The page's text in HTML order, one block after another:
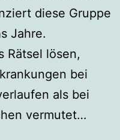
diese Gruppe
Jahre.
Rätsel lösen,
bei
als bei
vermutet…